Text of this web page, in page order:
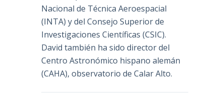
Nacional de Técnica Aeroespacial
(INTA) y del Consejo Superior de
Investigaciones Científicas (CSIC).
David también ha sido director del
Centro Astronómico hispano alemán
(CAHA), observatorio de Calar Alto.